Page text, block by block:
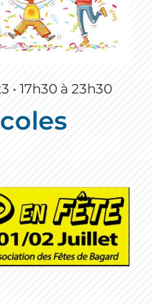
• 17h30à23h30